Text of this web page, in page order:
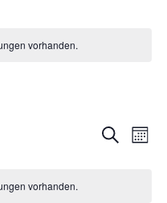
vorhanden.
Suche
vorhanden.